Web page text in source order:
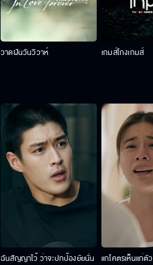
วาดฝันวันวิวาห์ เกมส์โกงเกมส์
ฉันสัญญาไว้ ว่าจะปกป้องยัยนั่น แกโคตรเห็นแก่ตั